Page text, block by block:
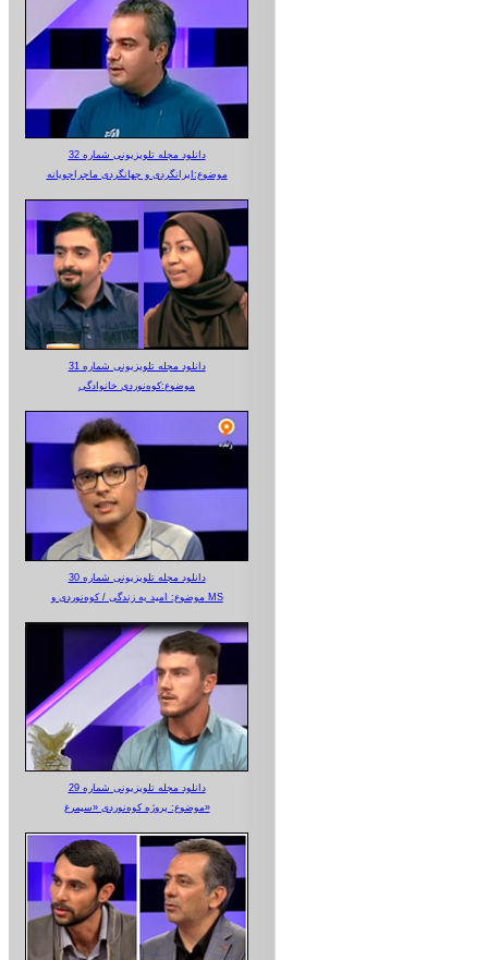
دانلود مجله تلویزیونی شماره 32
موضوع:ایرانگردی و جهانگردی ماجراجویانه
دانلود مجله تلویزیونی شماره 31
موضوع:کوه‌نوردی خانوادگی
دانلود مجله تلویزیونی شماره 30
موضوع: امید به زندگی / کوه‌نوردی و MS
دانلود مجله تلویزیونی شماره 29
موضوع: پروژه کوه‌نوردی «سیمرغ»